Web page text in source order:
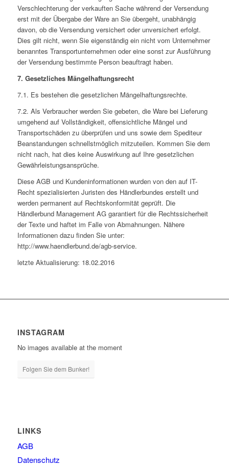
Verschlechterung der verkauften Sache während der Versendung
erst mit der Übergabe der Ware an Sie übergeht, unabhängig
davon, ob die Versendung versichert oder unversichert erfolgt.
Dies gilt nicht, wenn Sie eigenständig ein nicht vom Unternehmer
benanntes Transportunternehmen oder eine sonst zur Ausführung
der Versendung bestimmte Person beauftragt haben.
7. Gesetzliches Mängelhaftungsrecht
7.1. Es bestehen die gesetzlichen Mängelhaftungsrechte.
7.2. Als Verbraucher werden Sie gebeten, die Ware bei Lieferung
umgehend auf Vollständigkeit, offensichtliche Mängel und
Transportschäden zu überprüfen und uns sowie dem Spediteur
Beanstandungen schnellstmöglich mitzuteilen. Kommen Sie dem
nicht nach, hat dies keine Auswirkung auf Ihre gesetzlichen
Gewährleistungsansprüche.
Diese AGB und Kundeninformationen wurden von den auf IT-
Recht spezialisierten Juristen des Händlerbundes erstellt und
werden permanent auf Rechtskonformität geprüft. Die
Händlerbund Management AG garantiert für die Rechtssicherheit
der Texte und haftet im Falle von Abmahnungen. Nähere
Informationen dazu finden Sie unter:
http://www.haendlerbund.de/agb-service.
letzte Aktualisierung: 18.02.2016
INSTAGRAM
No images available at the moment
Folgen Sie dem Bunker!
LINKS
AGB
Datenschutz